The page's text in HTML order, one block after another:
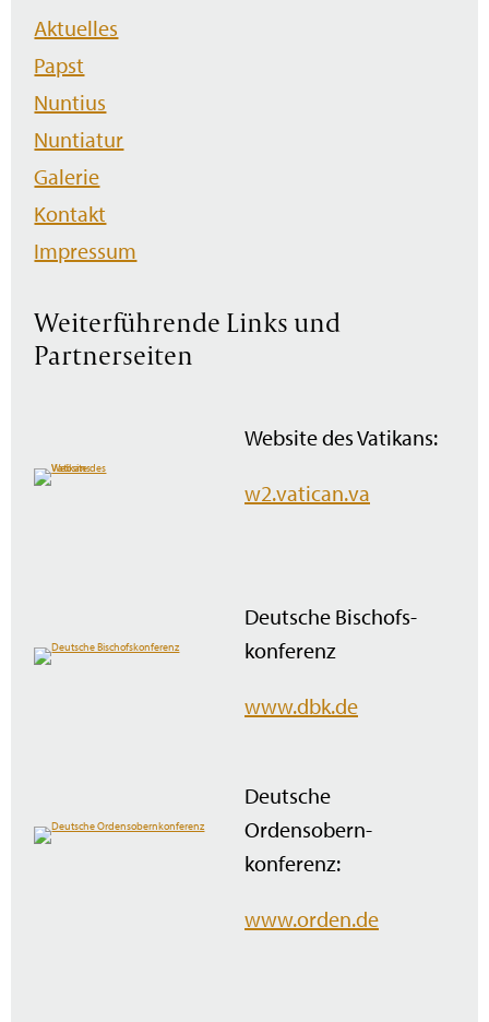
Navigation
überspringen
Aktuelles
Papst
Nuntius
Nuntiatur
Galerie
Kontakt
Impressum
Weiterführende Links und
Partnerseiten
Website des Vatikans:
w2.vatican.va
Deutsche Bischofs­
konferenz
www.dbk.de
Deutsche
Ordensobern­
konferenz:
www.orden.de